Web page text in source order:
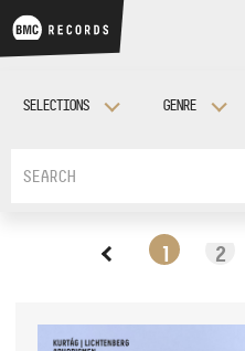
SELECTIONS
Peter Eötvös
GENRE
Contemporary
ALBUMS
1 2